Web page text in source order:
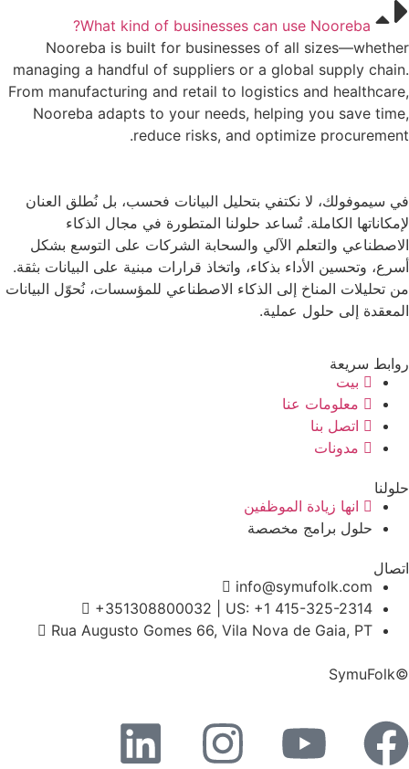
What kind of businesses can use Nooreba?
Nooreba is built for businesses of all sizes—whether
managing a handful of suppliers or a global supply chain.
From manufacturing and retail to logistics and healthcare,
Nooreba adapts to your needs, helping you save time,
reduce risks, and optimize procurement.​
في سيموفولك، لا نكتفي بتحليل البيانات فحسب، بل نُطلق العنان
لإمكاناتها الكاملة. تُساعد حلولنا المتطورة في مجال الذكاء
الاصطناعي والتعلم الآلي والسحابة الشركات على التوسع بشكل
أسرع، وتحسين الأداء بذكاء، واتخاذ قرارات مبنية على البيانات بثقة.
من تحليلات المناخ إلى الذكاء الاصطناعي للمؤسسات، نُحوّل البيانات
المعقدة إلى حلول عملية.
روابط سريعة
بيت
معلومات عنا
اتصل بنا
مدونات
حلولنا
انها زيادة الموظفين
حلول برامج مخصصة
اتصال
info@symufolk.com
+351308800032 | US: +1 415-325-2314
Rua Augusto Gomes 66, Vila Nova de Gaia, PT
©SymuFolk